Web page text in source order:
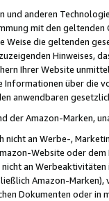
und anderen
mit den
Weise die geltenden
Hinweises,
Ihrer Website
Informationen über die
anwendbaren
der Amazon-Marken,
nicht an Werbe-,
Website oder
an
Amazon-
Dokumenten oder in